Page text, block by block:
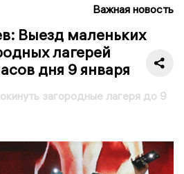
Важная новость
Выезд маленьких
лагерей
дня 9 января
загородные лагеря до 9